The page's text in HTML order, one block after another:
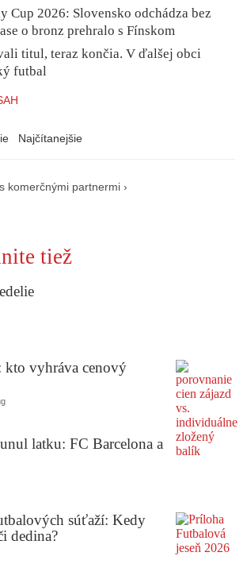
Cup 2026: Slovensko odchádza bez
o bronz prehralo s Fínskom
titul, teraz končia. V ďalšej obci
futbal
Najčítanejšie
komerčnými partnermi ›
tiež
kto vyhráva cenový
latku: FC Barcelona a
súťaží: Kedy
dedina?